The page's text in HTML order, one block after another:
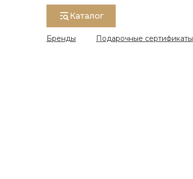
Каталог
Бренды Подарочные сертификаты